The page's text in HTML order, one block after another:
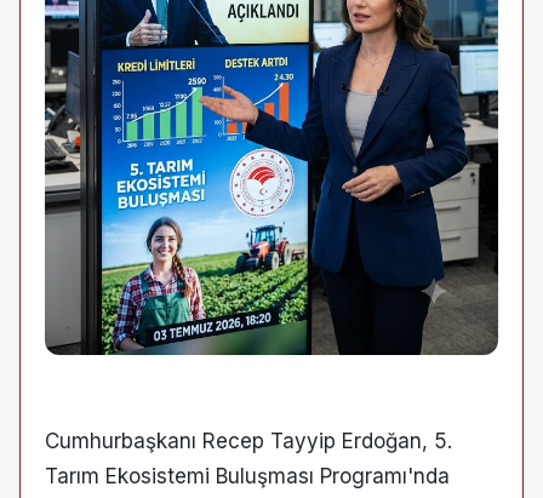
Cumhurbaşkanı Recep Tayyip Erdoğan, 5.
Tarım Ekosistemi Buluşması Programı'nda